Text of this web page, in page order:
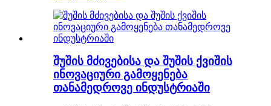
შუშის მძივებისა და შუშის ქვიშის
ინოვაციური გამოყენება
თანამედროვე ინდუსტრიაში